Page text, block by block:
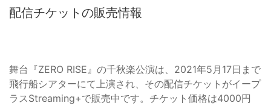
配信チケットの販売情報
舞台『ZERO RISE』の千秋楽公演は、2021年5月17日まで
飛行船シアターにて上演され、その配信チケットがイープ
ラスStreaming+で販売中です。チケット価格は4000円